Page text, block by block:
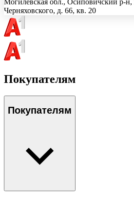
Черняховского, д. 66, кв. 20
Покупателям
Покупателям